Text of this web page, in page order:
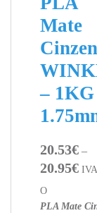
Mate
– 1KG
20.53€ –
20.95€
O
PLA Mate